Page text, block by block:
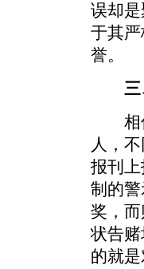
误却
于其
誉。
三、
相信
人，
报刊
制的
奖，
状告
的就